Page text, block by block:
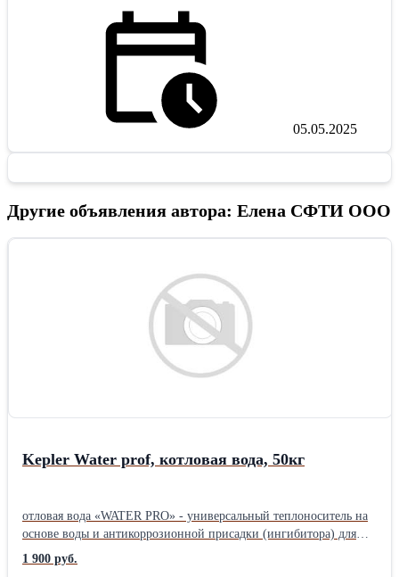
05.05.2025
Другие объявления автора: Елена СФТИ ООО
Kepler Water prof, котловая вода, 50кг
отловая вода «WATER PRO» - универсальный теплоноситель на
основе воды и антикоррозионной присадки (ингибитора) для
систем отопления с температурой внутри системы больше 0 ⁰С.
Обладает высочайшим уровнем теплопроводности и текучести,
1 900 руб.